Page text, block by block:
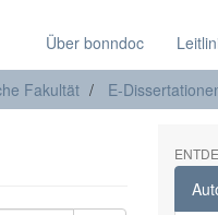
Über bonndoc
Fakultät E-